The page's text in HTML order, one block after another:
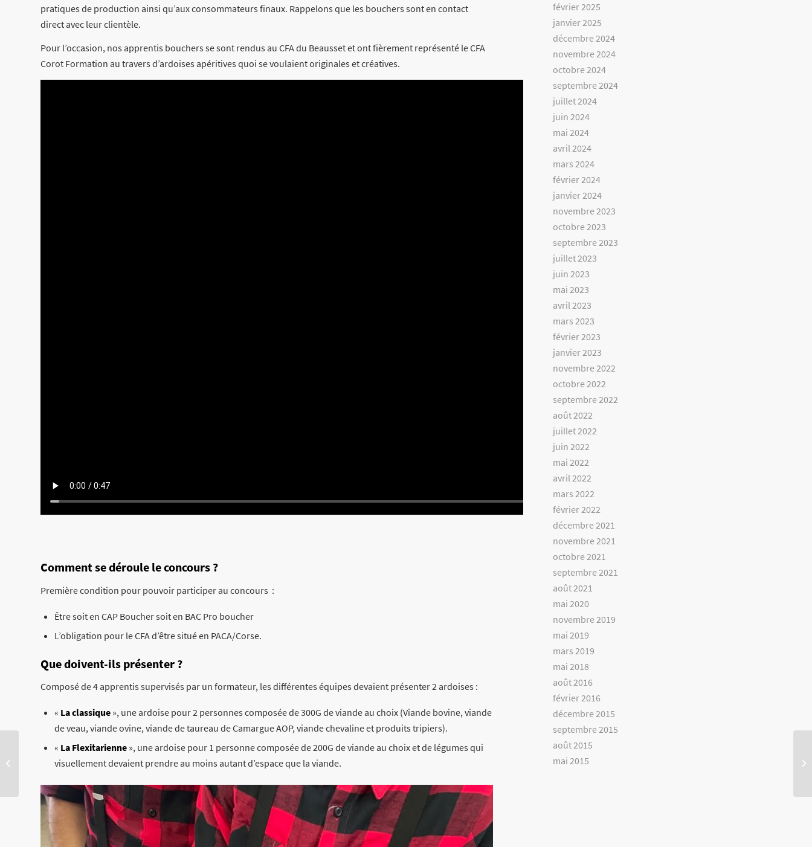
pratiques de production ainsi qu’aux consommateurs finaux. Rappelons que les bouchers sont en contact
direct avec leur clientèle.
Pour l’occasion, nos apprentis bouchers se sont rendus au CFA du Beausset et ont fièrement représenté le CFA
Corot Formation au travers d’ardoises apéritives quoi se voulaient originales et créatives.
Comment se déroule le concours ?
Première condition pour pouvoir participer au concours :
Être soit en CAP Boucher soit en BAC Pro boucher
L’obligation pour le CFA d’être situé en PACA/Corse.
Que doivent-ils présenter ?
Composé de 4 apprentis supervisés par un formateur, les différentes équipes devaient présenter 2 ardoises :
« La classique », une ardoise pour 2 personnes composée de 300G de viande au choix (Viande bovine, viande
de veau, viande ovine, viande de taureau de Camargue AOP, viande chevaline et produits tripiers).
« La Flexitarienne », une ardoise pour 1 personne composée de 200G de viande au choix et de légumes qui
visuellement devaient prendre au moins autant d’espace que la viande.
février 2025
janvier 2025
décembre 2024
novembre 2024
octobre 2024
septembre 2024
juillet 2024
juin 2024
mai 2024
avril 2024
mars 2024
février 2024
janvier 2024
novembre 2023
octobre 2023
septembre 2023
juillet 2023
juin 2023
mai 2023
avril 2023
mars 2023
février 2023
janvier 2023
novembre 2022
octobre 2022
septembre 2022
août 2022
juillet 2022
juin 2022
mai 2022
avril 2022
mars 2022
février 2022
décembre 2021
novembre 2021
octobre 2021
septembre 2021
août 2021
mai 2020
novembre 2019
mai 2019
mars 2019
mai 2018
août 2016
février 2016
décembre 2015
septembre 2015
août 2015
mai 2015
Le Bac Pro Boulanger et
Pâtissier, notre nouvelle